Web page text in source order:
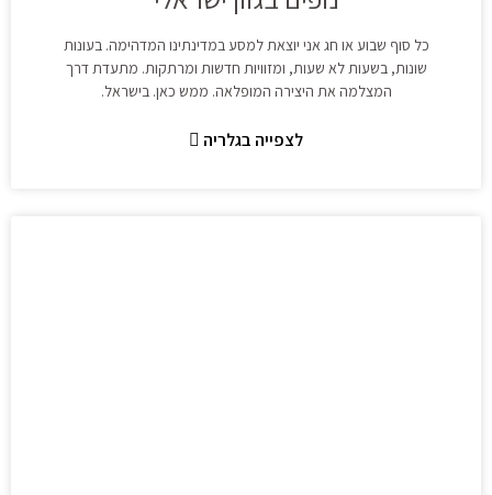
כל סוף שבוע או חג אני יוצאת למסע במדינתינו המדהימה. בעונות
שונות, בשעות לא שעות, ומזוויות חדשות ומרתקות. מתעדת דרך
המצלמה את היצירה המופלאה. ממש כאן. בישראל.
לצפייה בגלריה